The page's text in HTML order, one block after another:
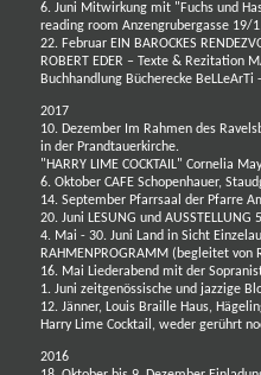
6. Juni Mitwirkung mit "Fuchs und
reading room Anzengrubergasse 19/
22. Februar EIN BAROCKES
ROBERT EDER – Texte & Rezitation
Buchhandlung Bücherecke BeLLeArTi
2017
10. Dezember Im Rahmen des
in der Prandtauerkirche.
"HARRY LIME COCKTAIL" Cornelia
6. Oktober CAFE Schopenhauer,
14. September Pfarrsaal der Pfarre
20. Juni LESUNG und
4. Mai - 30. Juni Land in Sicht
RAHMENPROGRAMM (begleitet von
16. Mai Liederabend mit der
1. Juni zeitgenössische und jazzige
12. Jänner, Louis Braille Haus,
Harry Lime Cocktail, weder gerührt
2016